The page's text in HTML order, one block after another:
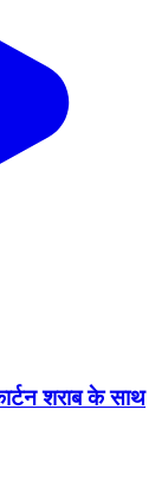
शराब के साथ